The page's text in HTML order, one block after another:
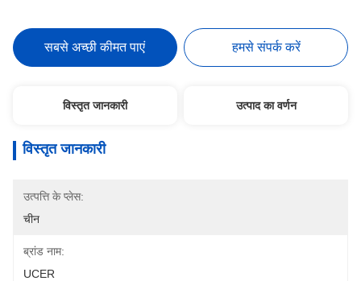
सबसे अच्छी कीमत पाएं हमसे संपर्क करें
विस्तृत जानकारी उत्पाद का वर्णन
विस्तृत जानकारी
उत्पत्ति के प्लेस:
चीन
ब्रांड नाम:
UCER